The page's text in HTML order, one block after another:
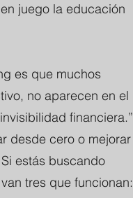
juego la educación
es que muchos
no aparecen en el
financiera.”
desde cero o mejorar
estás buscando
tres que funcionan: